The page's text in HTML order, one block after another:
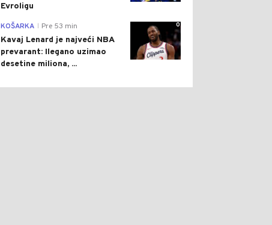
Evroligu
0
KOŠARKA Pre 53 min
Kavaj Lenard je najveći NBA
prevarant: Ilegano uzimao
desetine miliona, ...